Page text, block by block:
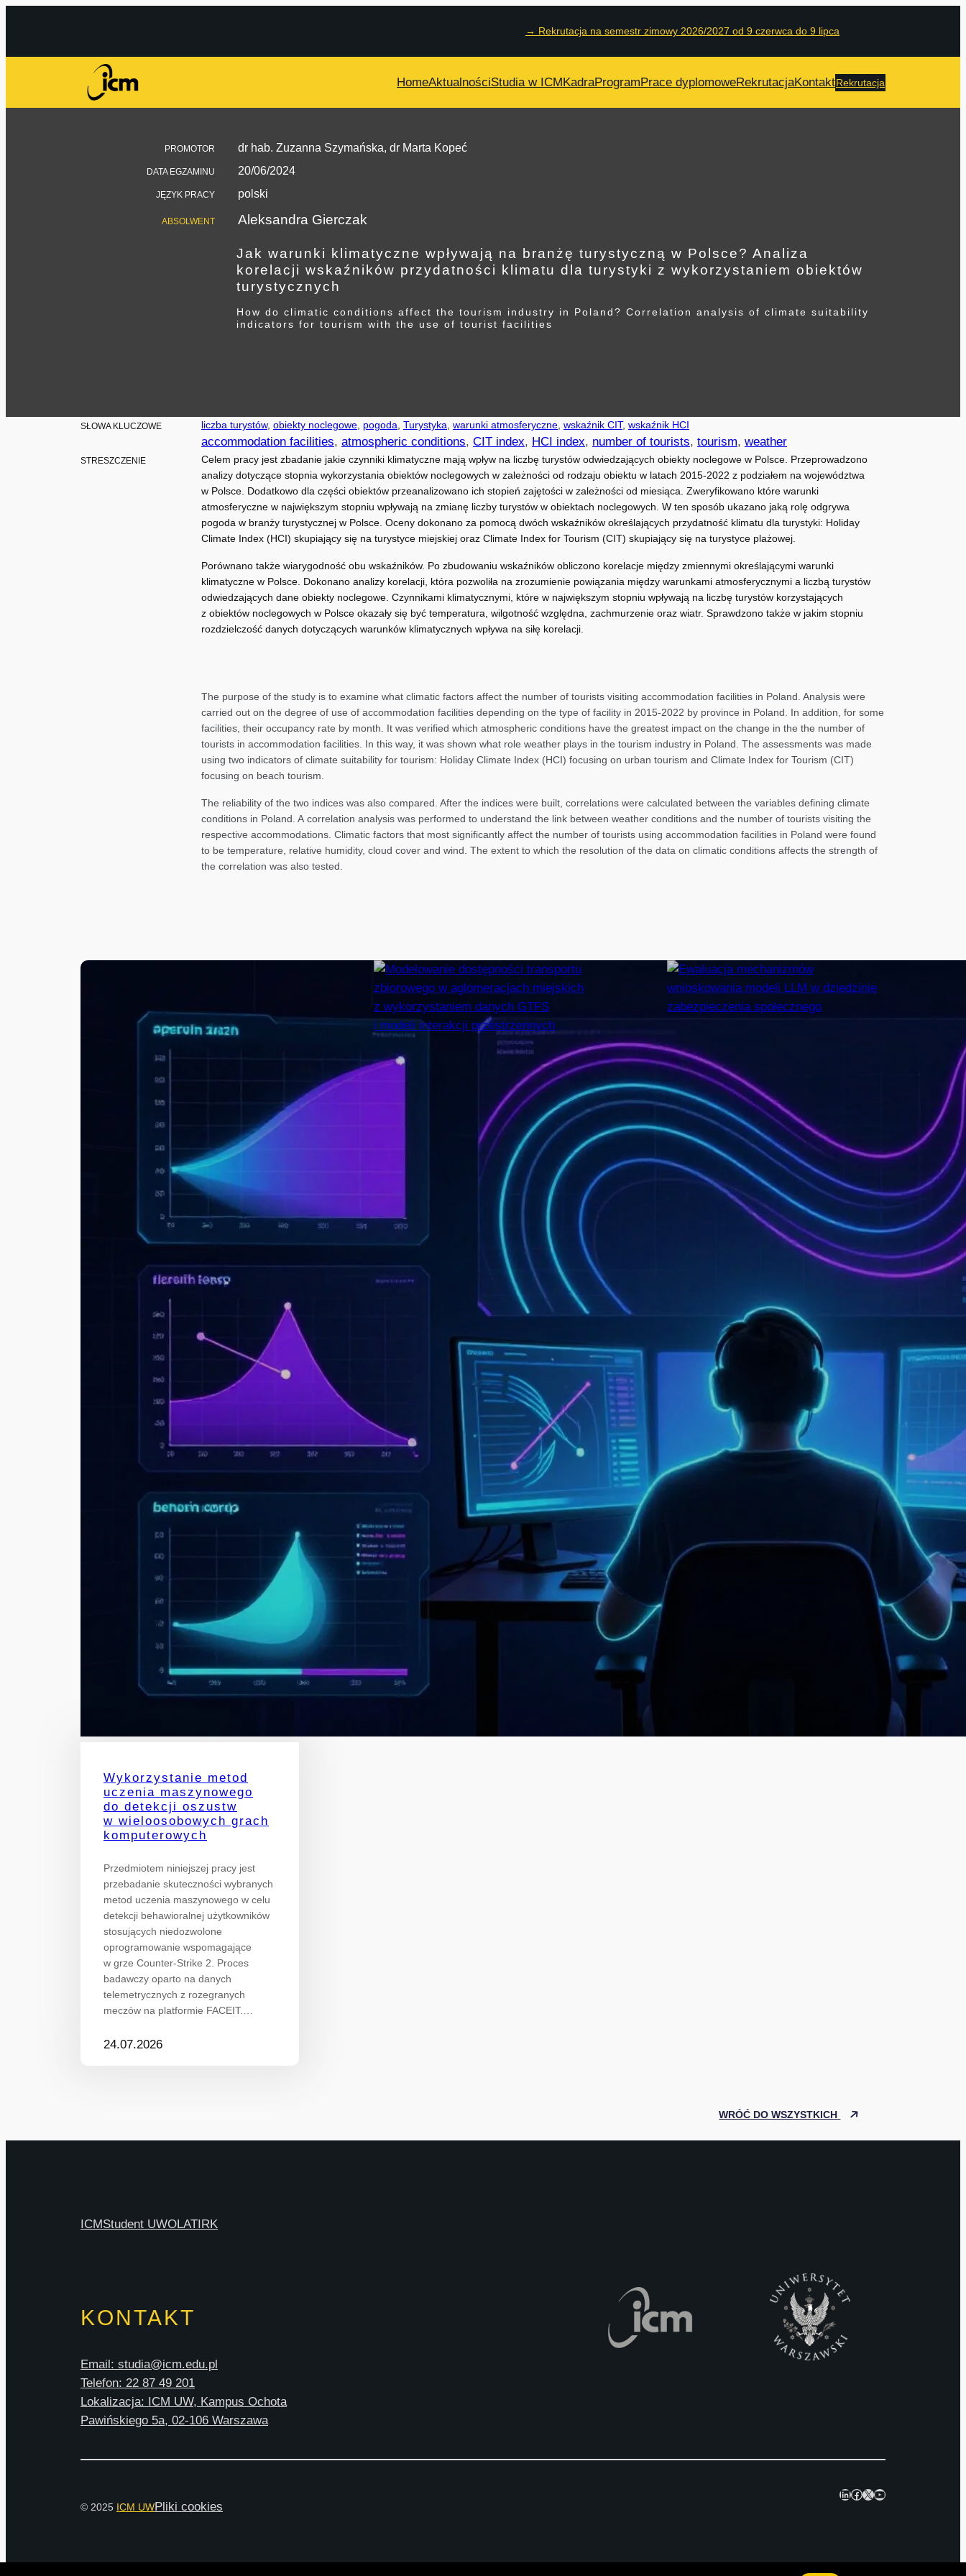
→ Rekrutacja na semestr zimowy 2026/2027 od 9 czerwca do 9 lipca
HomeAktualnościStudia w ICMKadraProgramPrace dyplomoweRekrutacjaKontaktRekrutacja
PROMOTOR dr hab. Zuzanna Szymańska, dr Marta Kopeć
DATA EGZAMINU 20/06/2024
JĘZYK PRACY polski
ABSOLWENT Aleksandra Gierczak
Jak warunki klimatyczne wpływają na branżę turystyczną w Polsce? Analiza
korelacji wskaźników przydatności klimatu dla turystyki z wykorzystaniem obiektów
turystycznych
How do climatic conditions affect the tourism industry in Poland? Correlation analysis of climate suitability
indicators for tourism with the use of tourist facilities
SŁOWA KLUCZOWE liczba turystów, obiekty noclegowe, pogoda, Turystyka, warunki atmosferyczne, wskaźnik CIT, wskaźnik HCI
accommodation facilities, atmospheric conditions, CIT index, HCI index, number of tourists, tourism, weather
STRESZCZENIE
Celem pracy jest zbadanie jakie czynniki klimatyczne mają wpływ na liczbę turystów odwiedzających obiekty noclegowe w Polsce. Przeprowadzono
analizy dotyczące stopnia wykorzystania obiektów noclegowych w zależności od rodzaju obiektu w latach 2015-2022 z podziałem na województwa
w Polsce. Dodatkowo dla części obiektów przeanalizowano ich stopień zajętości w zależności od miesiąca. Zweryfikowano które warunki
atmosferyczne w największym stopniu wpływają na zmianę liczby turystów w obiektach noclegowych. W ten sposób ukazano jaką rolę odgrywa
pogoda w branży turystycznej w Polsce. Oceny dokonano za pomocą dwóch wskaźników określających przydatność klimatu dla turystyki: Holiday
Climate Index (HCI) skupiający się na turystyce miejskiej oraz Climate Index for Tourism (CIT) skupiający się na turystyce plażowej.
Porównano także wiarygodność obu wskaźników. Po zbudowaniu wskaźników obliczono korelacje między zmiennymi określającymi warunki
klimatyczne w Polsce. Dokonano analizy korelacji, która pozwoliła na zrozumienie powiązania między warunkami atmosferycznymi a liczbą turystów
odwiedzających dane obiekty noclegowe. Czynnikami klimatycznymi, które w największym stopniu wpływają na liczbę turystów korzystających
z obiektów noclegowych w Polsce okazały się być temperatura, wilgotność względna, zachmurzenie oraz wiatr. Sprawdzono także w jakim stopniu
rozdzielczość danych dotyczących warunków klimatycznych wpływa na siłę korelacji.
The purpose of the study is to examine what climatic factors affect the number of tourists visiting accommodation facilities in Poland. Analysis were
carried out on the degree of use of accommodation facilities depending on the type of facility in 2015-2022 by province in Poland. In addition, for some
facilities, their occupancy rate by month. It was verified which atmospheric conditions have the greatest impact on the change in the the number of
tourists in accommodation facilities. In this way, it was shown what role weather plays in the tourism industry in Poland. The assessments was made
using two indicators of climate suitability for tourism: Holiday Climate Index (HCI) focusing on urban tourism and Climate Index for Tourism (CIT)
focusing on beach tourism.
The reliability of the two indices was also compared. After the indices were built, correlations were calculated between the variables defining climate
conditions in Poland. A correlation analysis was performed to understand the link between weather conditions and the number of tourists visiting the
respective accommodations. Climatic factors that most significantly affect the number of tourists using accommodation facilities in Poland were found
to be temperature, relative humidity, cloud cover and wind. The extent to which the resolution of the data on climatic conditions affects the strength of
the correlation was also tested.
Wykorzystanie metod
uczenia maszynowego
do detekcji oszustw
w wieloosobowych grach
komputerowych
Przedmiotem niniejszej pracy jest
przebadanie skuteczności wybranych
metod uczenia maszynowego w celu
detekcji behawioralnej użytkowników
stosujących niedozwolone
oprogramowanie wspomagające
w grze Counter-Strike 2. Proces
badawczy oparto na danych
telemetrycznych z rozegranych
meczów na platformie FACEIT.…
24.07.2026
Modelowanie dostępności
transportu zbiorowego
w aglomeracjach
z wykorzystaniem
danych GTFS i modeli
interakcji przestrzennych
Dostępność transportu zbiorowego
decyduje o tym, w jakim stopniu
mieszkańcy miast mogą rzeczywiście
korzystać z miejsc pracy, usług
i innych zasobów przestrzennych.
Sama obecność przystanków, linii lub
rozkładów jazdy nie wystarcza jednak
do oceny tej dostępności, ponieważ…
25.06.2026
Ewaluacja mechanizmów
wnioskowania modeli
LLM w dziedzinie
zabezpieczenia
społecznego
Praca ocenia empirycznie wpływ
trzech technik promptowania
na trafność klasyfikacji wniosków
o świadczenia społeczne
przez lokalne modele językowe
mierzoną miarą F1 macro. Są to few-
shot, Chain-of-Thought
oraz dostarczenie kryteriów
(8-12B parametrów)…
25.06.2026
WRÓĆ DO WSZYSTKICH
ICMStudent UWOLAT IRK
KONTAKT
Email: studia@icm.edu.pl
Telefon: 22 87 49 201
Lokalizacja: ICM UW, Kampus Ochota
Pawińskiego 5a, 02-106 Warszawa
© 2025 ICM UWPliki cookies
LinkedIn Facebook X YouTube